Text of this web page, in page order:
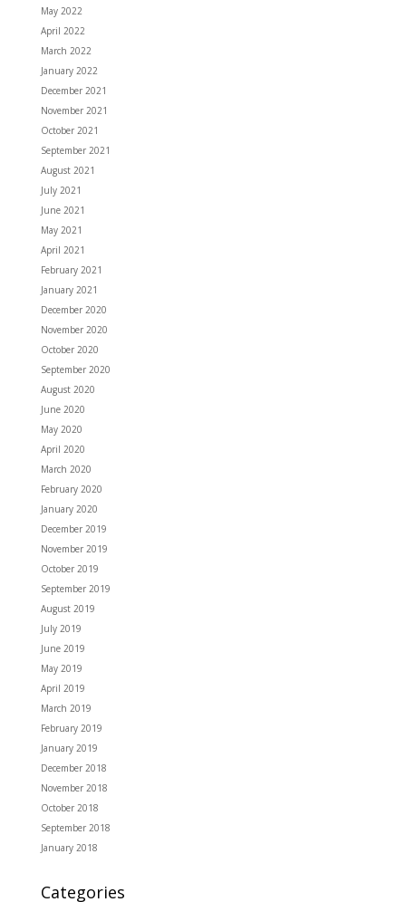
May 2022
April 2022
March 2022
January 2022
December 2021
November 2021
October 2021
September 2021
August 2021
July 2021
June 2021
May 2021
April 2021
February 2021
January 2021
December 2020
November 2020
October 2020
September 2020
August 2020
June 2020
May 2020
April 2020
March 2020
February 2020
January 2020
December 2019
November 2019
October 2019
September 2019
August 2019
July 2019
June 2019
May 2019
April 2019
March 2019
February 2019
January 2019
December 2018
November 2018
October 2018
September 2018
January 2018
Categories